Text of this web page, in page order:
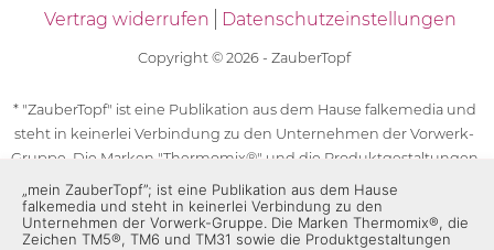
Vertrag widerrufen
Datenschutzeinstellungen
Copyright © 2026 - ZauberTopf
* "ZauberTopf" ist eine Publikation aus dem Hause falkemedia und
steht in keinerlei Verbindung zu den Unternehmen der Vorwerk-
Gruppe. Die Marken "Thermomix®" und die Produktgestaltungen
des "Thermomix®" sind eingetragene Marken der Unternehmen
der Vorwerk-Gruppe. Die Marken Thermomix®, die Zeichen TM5®,
TM6 und TM31 sowie die Produktgestaltungen des Thermomix®
„mein ZauberTopf”; ist eine Publikation aus dem Hause
falkemedia und steht in keinerlei Verbindung zu den
Unternehmen der Vorwerk-Gruppe. Die Marken Thermomix®, die
Zeichen TM5®, TM6 und TM31 sowie die Produktgestaltungen